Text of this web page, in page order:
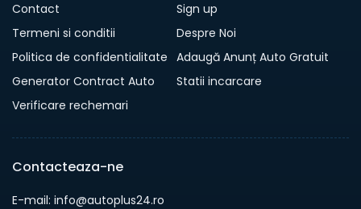
Contact
Sign up
Termeni si conditii
Despre Noi
Politica de confidentialitate Adaugă Anunț Auto Gratuit
Generator Contract Auto
Statii incarcare
Verificare rechemari
Contacteaza-ne
E-mail: info@autoplus24.ro